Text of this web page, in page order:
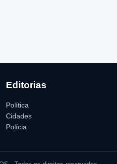
Editorias
Política
Cidades
Polícia